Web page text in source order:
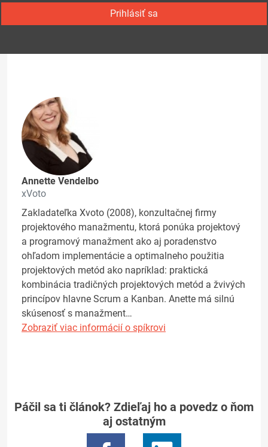
Prihlásiť sa
Annette Vendelbo
xVoto
Zakladateľka Xvoto (2008), konzultačnej firmy
projektového manažmentu, ktorá ponúka projektový
a programový manažment ako aj poradenstvo
ohľadom implementácie a optimalneho použitia
projektových metód ako napríklad: praktická
kombinácia tradičných projektových metód a žvivých
princípov hlavne Scrum a Kanban. Anette má silnú
skúsenosť s manažment…
Zobraziť viac informácií o spíkrovi
Páčil sa ti článok? Zdieľaj ho a povedz o ňom
aj ostatným